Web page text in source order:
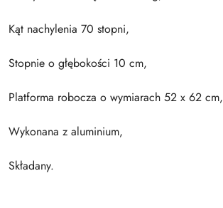
Kąt nachylenia 70 stopni,
Stopnie o głębokości 10 cm,
Platforma robocza o wymiarach 52 x 62 cm,
Wykonana z aluminium,
Składany.